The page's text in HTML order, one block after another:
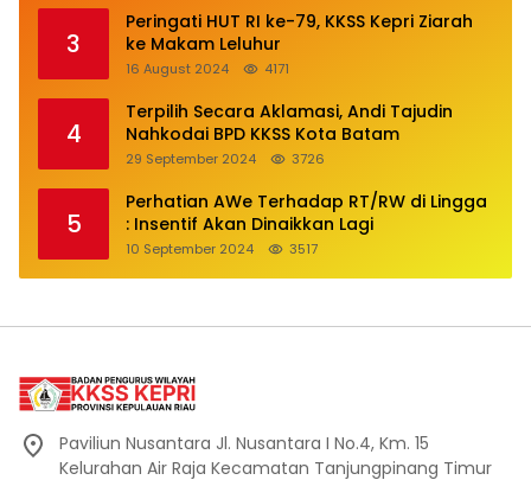
3
Peringati HUT RI ke-79, KKSS Kepri Ziarah
ke Makam Leluhur
16 August 2024 4171
4
Terpilih Secara Aklamasi, Andi Tajudin
Nahkodai BPD KKSS Kota Batam
29 September 2024 3726
5
Perhatian AWe Terhadap RT/RW di Lingga
: Insentif Akan Dinaikkan Lagi
10 September 2024 3517
Paviliun Nusantara Jl. Nusantara I No.4, Km. 15
Kelurahan Air Raja Kecamatan Tanjungpinang Timur